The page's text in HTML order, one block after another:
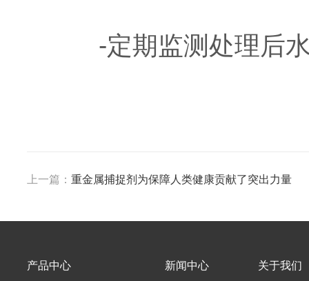
-定期监测处理后水
上一篇： 重金属捕捉剂为保障人类健康贡献了突出力量
产品中心 新闻中心 关于我们